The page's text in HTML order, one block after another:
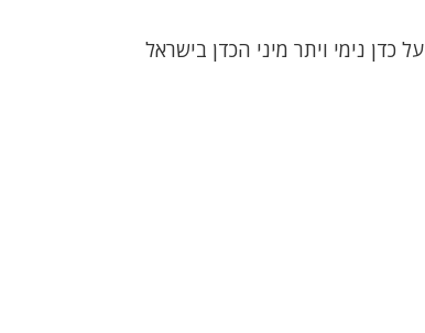
על כדן נימי ויתר מיני הכדן בישראל